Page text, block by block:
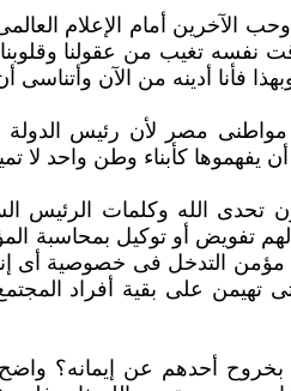
أمام الإعلام
الوقت نفسه تغيب من ‏عقولنا
فأنا أدينه من الآن وأتناسى
مواطنى مصر لأن رئيس
كأبناء وطن ‏واحد لا
تحدى الله وكلمات الرئيس
أو توكيل ‏بمحاسبة
مؤمن التدخل فى خصوصية
تهيمن على بقية أفراد
أحدهم عن إيمانه؟